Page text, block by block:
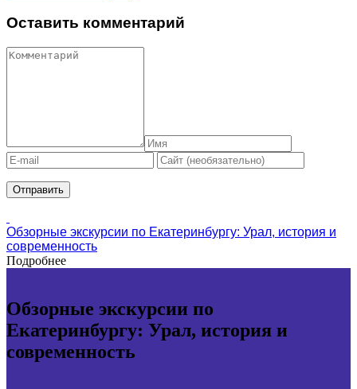
Оставить комментарий
Обзорные экскурсии по Екатеринбургу: Урал, история и
современность
Подробнее
Обзорные экскурсии по
Екатеринбургу: Урал, история и
современность